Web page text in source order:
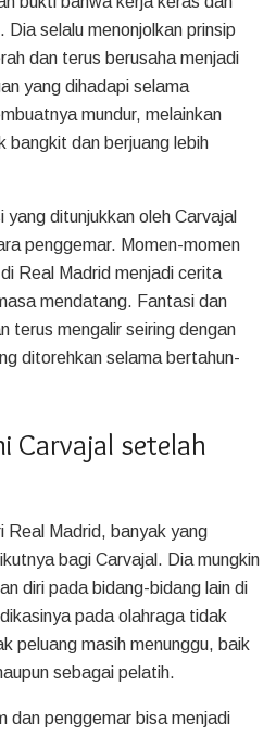
Dia selalu menonjolkan prinsip
dan terus berusaha menjadi
yang dihadapi selama
mundur, melainkan
bangkit dan berjuang lebih
ditunjukkan oleh Carvajal
penggemar. Momen-momen
Real Madrid menjadi cerita
mendatang. Fantasi dan
terus mengalir seiring dengan
ditorehkan selama bertahun-
Carvajal setelah
Real Madrid, banyak yang
bagi Carvajal. Dia mungkin
diri pada bidang-bidang lain di
pada olahraga tidak
peluang masih menunggu, baik
sebagai pelatih.
dan penggemar bisa menjadi